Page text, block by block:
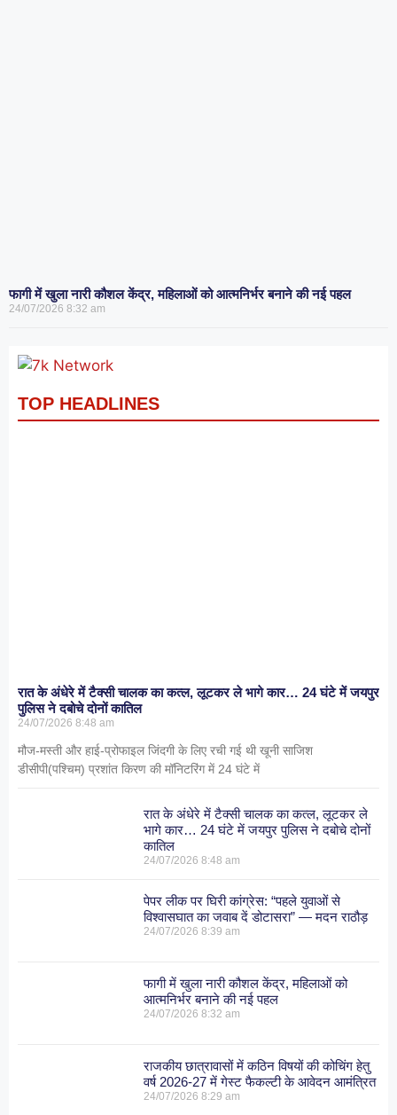
फागी में खुला नारी कौशल केंद्र, महिलाओं को आत्मनिर्भर बनाने की नई पहल
24/07/2026 8:32 am
TOP HEADLINES
रात के अंधेरे में टैक्सी चालक का कत्ल, लूटकर ले भागे कार… 24 घंटे में जयपुर
पुलिस ने दबोचे दोनों कातिल
24/07/2026 8:48 am
मौज-मस्ती और हाई-प्रोफाइल जिंदगी के लिए रची गई थी खूनी साजिश
डीसीपी(पश्चिम) प्रशांत किरण की मॉनिटरिंग में 24 घंटे में
रात के अंधेरे में टैक्सी चालक का कत्ल, लूटकर ले
भागे कार… 24 घंटे में जयपुर पुलिस ने दबोचे दोनों
कातिल
24/07/20268:48 am
पेपर लीक पर घिरी कांग्रेस: “पहले युवाओं से
विश्वासघात का जवाब दें डोटासरा” — मदन राठौड़
24/07/20268:39 am
फागी में खुला नारी कौशल केंद्र, महिलाओं को
आत्मनिर्भर बनाने की नई पहल
24/07/20268:32 am
राजकीय छात्रावासों में कठिन विषयों की कोचिंग हेतु
वर्ष 2026-27 में गेस्ट फैकल्टी के आवेदन आमंत्रित
24/07/20268:29 am